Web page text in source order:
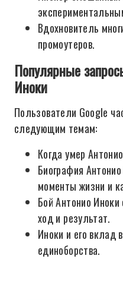
Вдохновитель
промоутеров.
Популярные
Иноки
Пользователи Google
следующим темам:
Когда умер
Биография
моменты жизни и
Бой Антонио
ход и результат.
Иноки и его вклад
единоборства.